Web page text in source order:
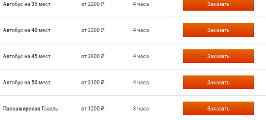
Автобус на 35 мест от 2200 ₽ 4 часа Заказать
Автобус на 40 мест от 2200 ₽ 4 часа Заказать
Автобус на 45 мест от 2800 ₽ 4 часа Заказать
Автобус на 50 мест от 3100 ₽ 4 часа Заказать
Пассажирская Газель от 1200 ₽ 3 часа Заказать